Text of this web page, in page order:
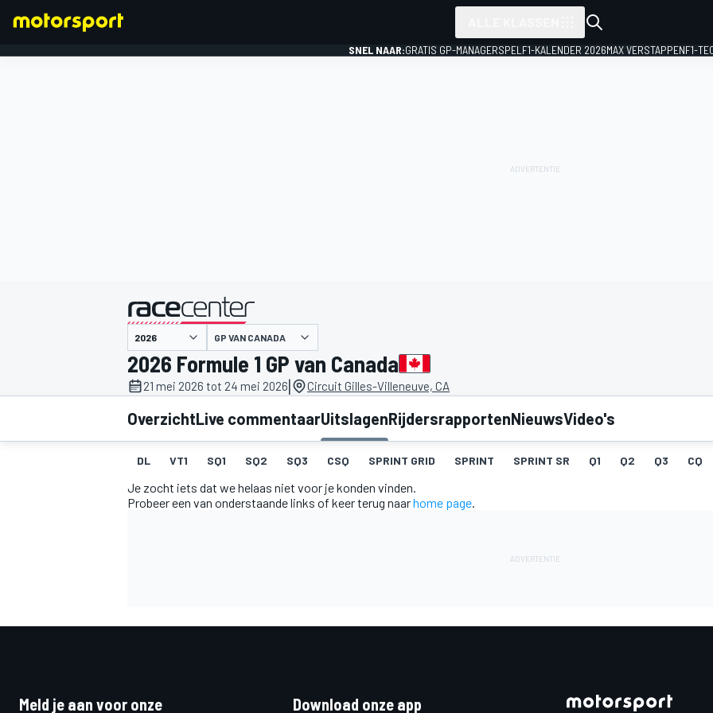
SNEL NAAR:GRATIS GP-MANAGERSPEL F1-KALENDER 2026MAX VERSTAPPENF1-
gepresenteerd door
GP VAN CANADA
2026 Formule 1 GP van Canada
21 mei 2026 tot 24 mei 2026| Circuit Gilles-Villeneuve, CA
OverzichtLive commentaarUitslagenRijdersrapportenNieuwsVideo's
DL VT1 SQ1 SQ2 SQ3 CSQ SPRINT GRID SPRINT SPRINT SR Q1 Q2 Q3 CQ
Je zocht iets dat we helaas niet voor je konden vinden.
Probeer een van onderstaande links of keer terug naarhome page.
Meld je aan voor onze Download onze app